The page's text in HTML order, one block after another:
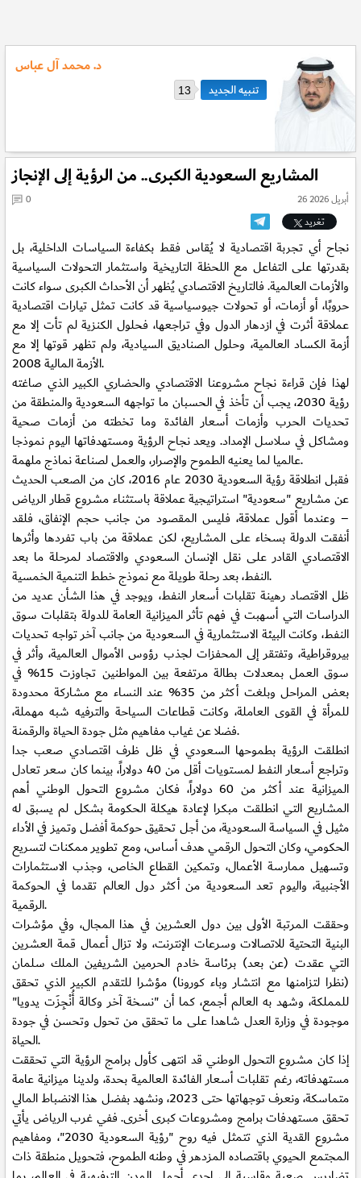
د. محمد آل عباس
13
المشاريع السعودية الكبرى.. من الرؤية إلى الإنجاز
26 أبريل 2026
0
تغريد
نجاح أي تجربة اقتصادية لا يُقاس فقط بكفاءة السياسات الداخلية، بل
بقدرتها على التفاعل مع اللحظة التاريخية واستثمار التحولات السياسية
والأزمات العالمية. فالتاريخ الاقتصادي يُظهر أن الأحداث الكبرى سواء كانت
حروبًا، أو أزمات، أو تحولات جيوسياسية قد كانت تمثل تيارات اقتصادية
عملاقة أثرت في ازدهار الدول وفي تراجعها، فحلول الكنزية لم تأت إلا مع
أزمة الكساد العالمية، وحلول الصناديق السيادية، ولم تظهر قوتها إلا مع
الأزمة المالية 2008.
لهذا فإن قراءة نجاح مشروعنا الاقتصادي والحضاري الكبير الذي صاغته
رؤية 2030، يجب أن تأخذ في الحسبان ما تواجهه السعودية والمنطقة من
تحديات الحرب وأزمات أسعار الفائدة وما تخطته من أزمات صحية
ومشاكل في سلاسل الإمداد. ويعد نجاح الرؤية ومستهدفاتها اليوم نموذجا
عالميا لما يعنيه الطموح والإصرار، والعمل لصناعة نماذج ملهمة.
فقبل انطلاقة رؤية السعودية 2030 عام 2016، كان من الصعب الحديث
عن مشاريع "سعودية" استراتيجية عملاقة باستثناء مشروع قطار الرياض
– وعندما أقول عملاقة، فليس المقصود من جانب حجم الإنفاق، فلقد
أنفقت الدولة بسخاء على المشاريع، لكن عملاقة من باب تفردها وأثرها
الاقتصادي القادر على نقل الإنسان السعودي والاقتصاد لمرحلة ما بعد
النفط، بعد رحلة طويلة مع نموذج خطط التنمية الخمسية.
ظل الاقتصاد رهينة تقلبات أسعار النفط، ويوجد في هذا الشأن عديد من
الدراسات التي أسهبت في فهم تأثر الميزانية العامة للدولة بتقلبات سوق
النفط، وكانت البيئة الاستثمارية في السعودية من جانب آخر تواجه تحديات
بيروقراطية، وتفتقر إلى المحفزات لجذب رؤوس الأموال العالمية، وأثر في
سوق العمل بمعدلات بطالة مرتفعة بين المواطنين تجاوزت 15% في
بعض المراحل وبلغت أكثر من 35% عند النساء مع مشاركة محدودة
للمرأة في القوى العاملة، وكانت قطاعات السياحة والترفيه شبه مهملة،
فضلا عن غياب مفاهيم مثل جودة الحياة والرقمنة.
انطلقت الرؤية بطموحها السعودي في ظل ظرف اقتصادي صعب جدا
وتراجع أسعار النفط لمستويات أقل من 40 دولاراً، بينما كان سعر تعادل
الميزانية عند أكثر من 60 دولاراً، فكان مشروع التحول الوطني أهم
المشاريع التي انطلقت مبكرا لإعادة هيكلة الحكومة بشكل لم يسبق له
مثيل في السياسة السعودية، من أجل تحقيق حوكمة أفضل وتميز في الأداء
الحكومي، وكان التحول الرقمي هدف أساس، ومع تطوير ممكنات لتسريع
وتسهيل ممارسة الأعمال، وتمكين القطاع الخاص، وجذب الاستثمارات
الأجنبية، واليوم تعد السعودية من أكثر دول العالم تقدما في الحوكمة
الرقمية.
وحققت المرتبة الأولى بين دول العشرين في هذا المجال، وفي مؤشرات
البنية التحتية للاتصالات وسرعات الإنترنت، ولا تزال أعمال قمة العشرين
التي عقدت (عن بعد) برئاسة خادم الحرمين الشريفين الملك سلمان
(نظرا لتزامنها مع انتشار وباء كورونا) مؤشرا للتقدم الكبير الذي تحقق
للمملكة، وشهد به العالم أجمع، كما أن "نسخة آخر وكالة أُنْجِزَت يدويا"
موجودة في وزارة العدل شاهدا على ما تحقق من تحول وتحسن في جودة
الحياة.
إذا كان مشروع التحول الوطني قد انتهى كأول برامج الرؤية التي تحققت
مستهدفاته، رغم تقلبات أسعار الفائدة العالمية بحدة، ولدينا ميزانية عامة
متماسكة، ونعرف توجهاتها حتى 2023، ونشهد بفضل هذا الانضباط المالي
تحقق مستهدفات برامج ومشروعات كبرى أخرى. ففي غرب الرياض يأتي
مشروع القدية الذي تتمثل فيه روح "رؤية السعودية 2030"، ومفاهيم
المجتمع الحيوي باقتصاده المزدهر في وطنه الطموح، فتحويل منطقة ذات